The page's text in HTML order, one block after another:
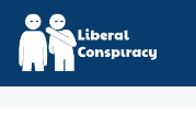
Skip
content